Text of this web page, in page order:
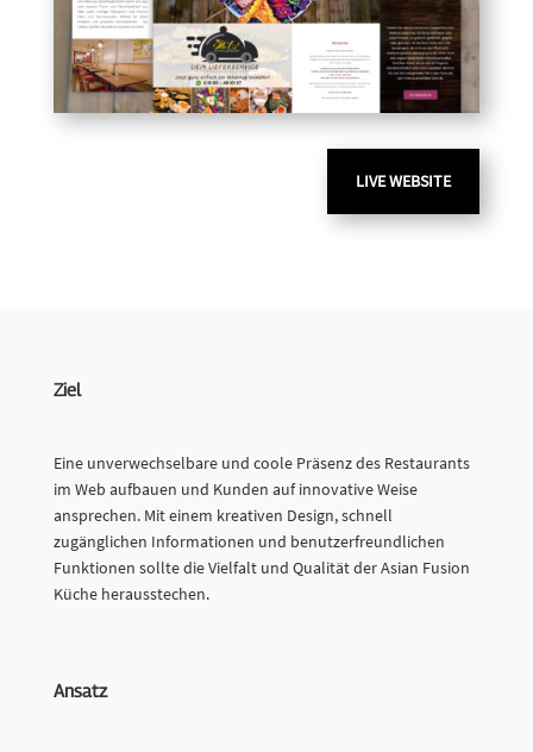
LIVE WEBSITE
Ziel
Eine unverwechselbare und coole Präsenz des Restaurants
im Web aufbauen und Kunden auf innovative Weise
ansprechen. Mit einem kreativen Design, schnell
zugänglichen Informationen und benutzerfreundlichen
Funktionen sollte die Vielfalt und Qualität der Asian Fusion
Küche herausstechen.
Ansatz